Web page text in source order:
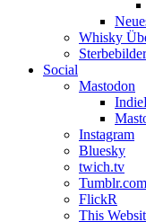
Whisky
Social
Mastodon
Instagram
Bluesky
twich.tv
Tumblr.com
FlickR
This